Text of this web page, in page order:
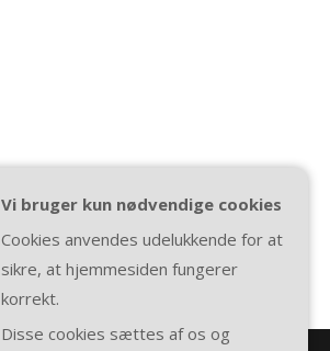
Vi bruger kun nødvendige cookies
Cookies anvendes udelukkende for at
sikre, at hjemmesiden fungerer
korrekt.
Disse cookies sættes af os og